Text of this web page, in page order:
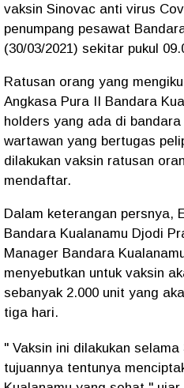
vaksin Sinovac anti virus
penumpang pesawat
(30/03/2021) sekitar pukul
Ratusan orang yang
Angkasa Pura II Bandara
holders yang ada di
wartawan yang bertugas
dilakukan vaksin ratusan
mendaftar.
Dalam keterangan persnya,
Bandara Kualanamu Djodi
Manager Bandara
menyebutkan untuk vaksin
sebanyak 2.000 unit yang
tiga hari.
" Vaksin ini dilakukan
tujuannya tentunya